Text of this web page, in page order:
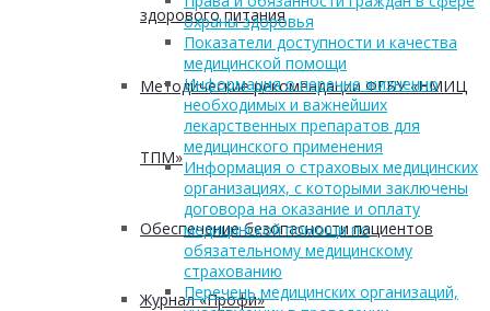
здорового питания
Методические рекомендации ФГБУ «НМИЦ
ТПМ»
Обеспечение безопасности пациентов
Журнал «Профи»
охраны здоровья
Показатели доступности и качества
медицинской помощи
Информация о перечне жизненно
необходимых и важнейших
лекарственных препаратов для
медицинского применения
Информация о страховых медицинских
организациях, с которыми заключены
договора на оказание и оплату
медицинской помощи по
обязательному медицинскому
страхованию
Перечень медицинских организаций,